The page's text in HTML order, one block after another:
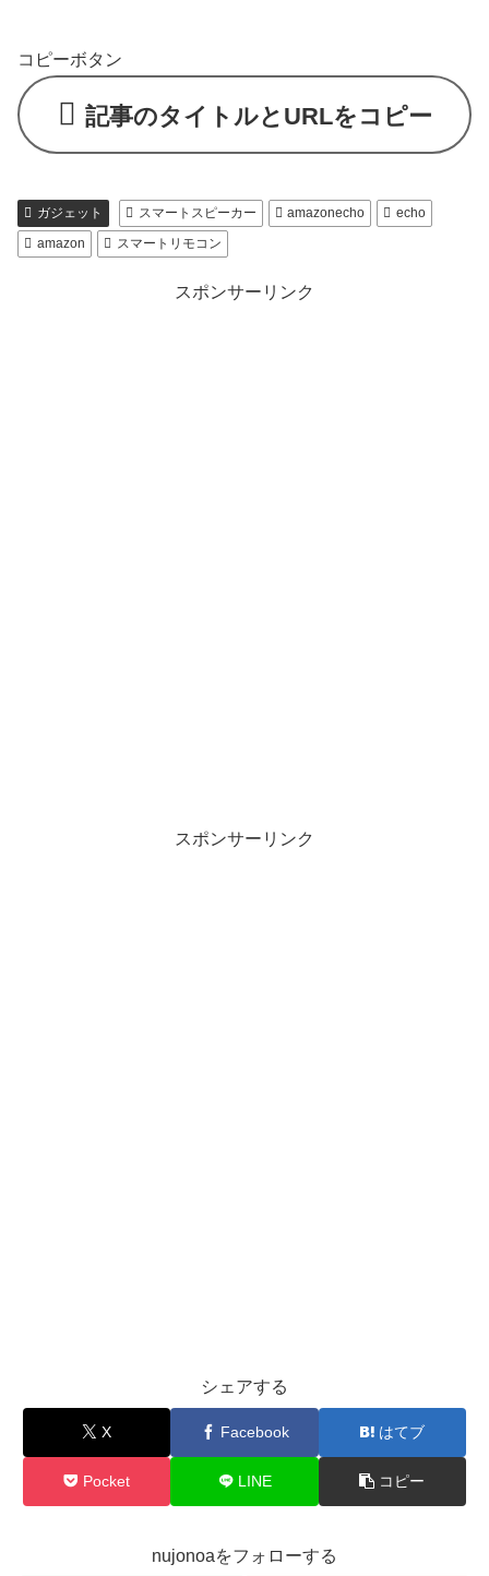
コピーボタン
記事のタイトルとURLをコピー
ガジェット スマートスピーカー amazonecho
echo
amazon
スマートリモコン
スポンサーリンク
スポンサーリンク
シェアする
X Facebook はてブ
Pocket LINE コピー
nujonoaをフォローする